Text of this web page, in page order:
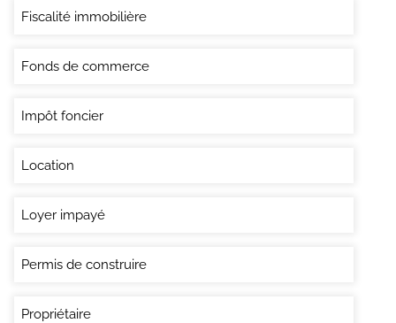
Fiscalité immobilière
Fonds de commerce
Impôt foncier
Location
Loyer impayé
Permis de construire
Propriétaire